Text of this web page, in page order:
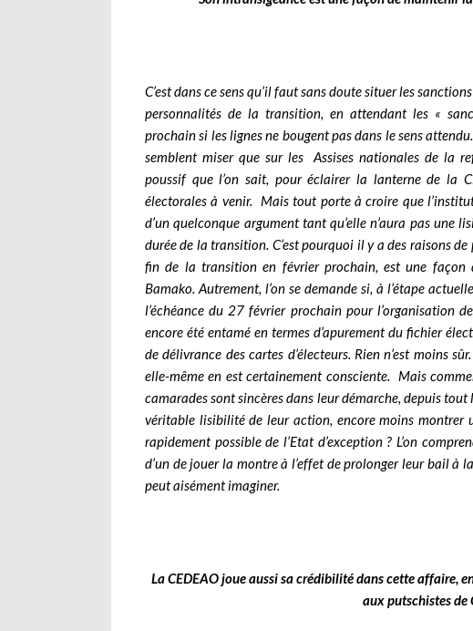
C’est dans ce sens qu’il faut sans doute situer les
personnalités de la transition, en attendant les «
prochain si les lignes ne bougent pas dans le sens
semblent miser que sur les Assises nationales de la
poussif que l’on sait, pour éclairer la lanterne de la
électorales à venir. Mais tout porte à croire que
d’un quelconque argument tant qu’elle n’aura pas
durée de la transition. C’est pourquoi il y a des raisons
fin de la transition en février prochain, est une
Bamako. Autrement, l’on se demande si, à l’étape
l’échéance du 27 février prochain pour l’organisation
encore été entamé en termes d’apurement du fichier
de délivrance des cartes d’électeurs. Rien n’est moins
elle-même en est certainement consciente. Mais
camarades sont sincères dans leur démarche, depuis
véritable lisibilité de leur action, encore moins montrer
rapidement possible de l’Etat d’exception ? L’on
d’un de jouer la montre à l’effet de prolonger leur bail à
peut aisément imaginer.
La CEDEAO joue aussi sa crédibilité dans cette affaire,
aux putschistes de